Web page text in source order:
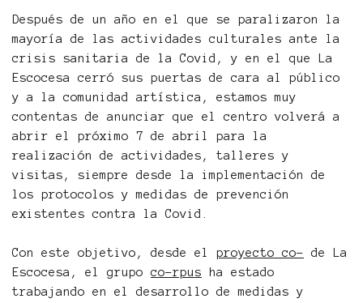
Después de un año en el que se paralizaron la
mayoría de las actividades culturales ante la
crisis sanitaria de la Covid, y en el que La
Escocesa cerró sus puertas de cara al público
y a la comunidad artística, estamos muy
contentas de anunciar que el centro volverá a
abrir el próximo 7 de abril para la
realización de actividades, talleres y
visitas, siempre desde la implementación de
los protocolos y medidas de prevención
existentes contra la Covid.
Con este objetivo, desde el proyecto co- de La
Escocesa, el grupo co-rpus ha estado
trabajando en el desarrollo de medidas y